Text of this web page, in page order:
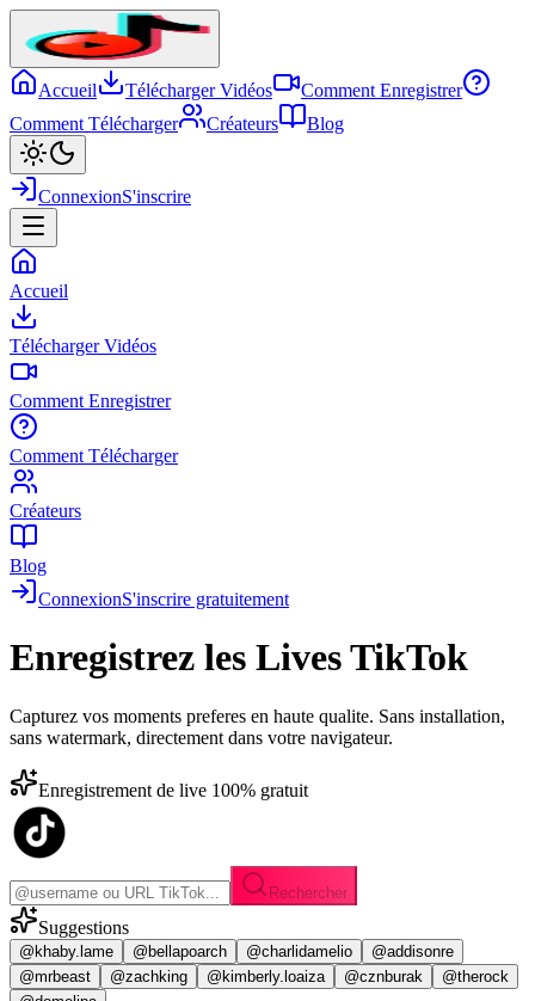
Accueil Télécharger Vidéos
Comment Enregistrer
Comment Télécharger
Créateurs Blog
ConnexionS'inscrire
Accueil
Télécharger Vidéos
Comment Enregistrer
Comment Télécharger
Créateurs
Blog
ConnexionS'inscrire gratuitement
Enregistrez les Lives TikTok
Capturez vos moments preferes en haute qualite. Sans installation,
sans watermark, directement dans votre navigateur.
Enregistrement de live 100% gratuit
Rechercher
Suggestions
@khaby.lame @bellapoarch @charlidamelio
@addisonre
@mrbeast
@zachking @kimberly.loaiza @cznburak
@therock